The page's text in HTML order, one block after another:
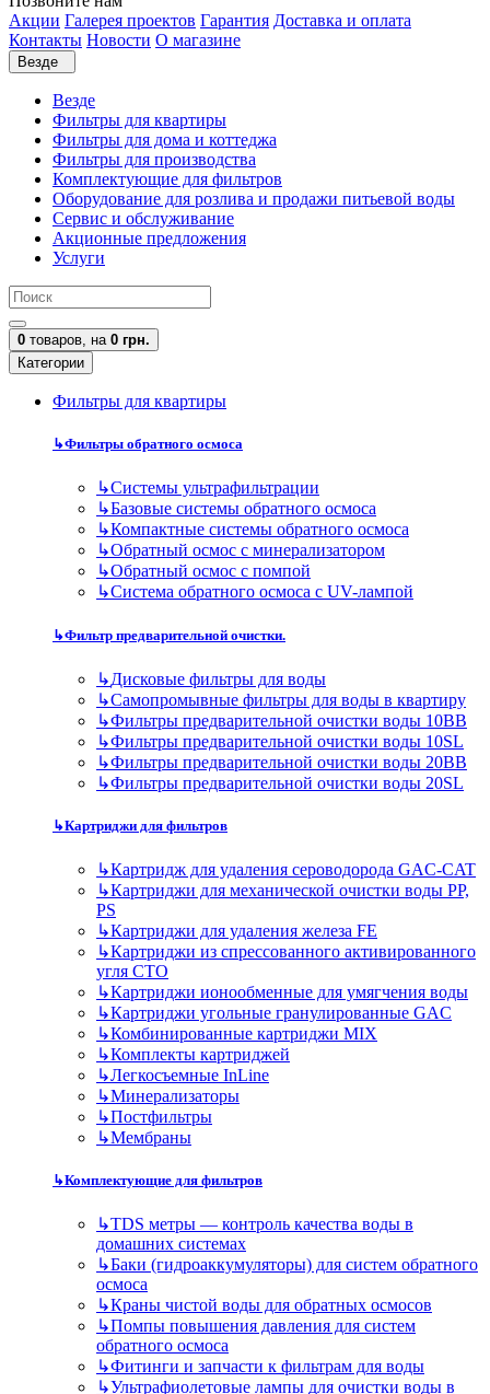
Акции Галерея проектов Гарантия Доставка и оплата
Контакты Новости О магазине
Везде
Везде
Фильтры для квартиры
Фильтры для дома и коттеджа
Фильтры для производства
Комплектующие для фильтров
Оборудование для розлива и продажи питьевой воды
Сервис и обслуживание
Акционные предложения
Услуги
0 товаров, на 0 грн.
Категории
Фильтры для квартиры
↳Фильтры обратного осмоса
↳Cистемы ультрафильтрации
↳Базовые системы обратного осмоса
↳Компактные системы обратного осмоса
↳Обратный осмос с минерализатором
↳Обратный осмос с помпой
↳Система обратного осмоса с UV-лампой
↳Фильтр предварительной очистки.
↳Дисковые фильтры для воды
↳Самопромывные фильтры для воды в квартиру
↳Фильтры предварительной очистки воды 10BB
↳Фильтры предварительной очистки воды 10SL
↳Фильтры предварительной очистки воды 20BB
↳Фильтры предварительной очистки воды 20SL
↳Картриджи для фильтров
↳Картридж для удаления сероводорода GAC-CAT
↳Картриджи для механической очистки воды PP,
PS
↳Картриджи для удаления железа FE
↳Картриджи из спрессованного активированного
угля CTO
↳Картриджи ионообменные для умягчения воды
↳Картриджи угольные гранулированные GAC
↳Комбинированные картриджи MIX
↳Комплекты картриджей
↳Легкосъемные InLine
↳Минерализаторы
↳Постфильтры
↳Мембраны
↳Комплектующие для фильтров
↳TDS метры — контроль качества воды в
домашних системах
↳Баки (гидроаккумуляторы) для систем обратного
осмоса
↳Краны чистой воды для обратных осмосов
↳Помпы повышения давления для систем
обратного осмоса
↳Фитинги и запчасти к фильтрам для воды
↳Ультрафиолетовые лампы для очистки воды в